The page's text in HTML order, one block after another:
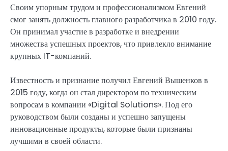
Своим упорным трудом и профессионализмом Евгений
смог занять должность главного разработчика в 2010 году.
Он принимал участие в разработке и внедрении
множества успешных проектов, что привлекло внимание
крупных IT-компаний.
Известность и признание получил Евгений Вышенков в
2015 году, когда он стал директором по техническим
вопросам в компании «Digital Solutions». Под его
руководством были созданы и успешно запущены
инновационные продукты, которые были признаны
лучшими в своей области.